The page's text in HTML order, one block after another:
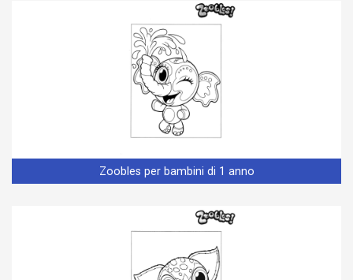
Zoobles per bambini di 1 anno